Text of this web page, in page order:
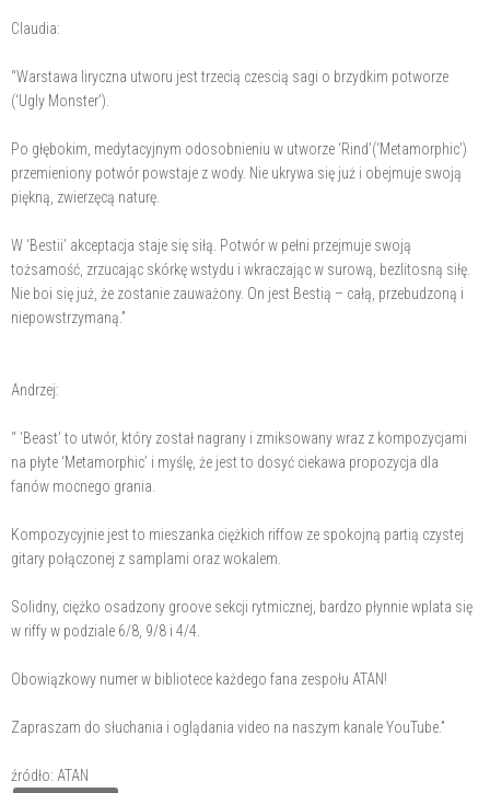
Claudia:
“Warstawa liryczna utworu jest trzecią czescią sagi o brzydkim potworze
(‘Ugly Monster’).
Po głębokim, medytacyjnym odosobnieniu w utworze ‘Rind’(‘Metamorphic’)
przemieniony potwór powstaje z wody. Nie ukrywa się już i obejmuje swoją
piękną, zwierzęcą naturę.
W ‘Bestii’ akceptacja staje się siłą. Potwór w pełni przejmuje swoją
tożsamość, zrzucając skórkę wstydu i wkraczając w surową, bezlitosną siłę.
Nie boi się już, że zostanie zauważony. On jest Bestią – całą, przebudzoną i
niepowstrzymaną.”
Andrzej:
“ ‘Beast’ to utwór, który został nagrany i zmiksowany wraz z kompozycjami
na płyte ‘Metamorphic’ i myślę, że jest to dosyć ciekawa propozycja dla
fanów mocnego grania.
Kompozycyjnie jest to mieszanka ciężkich riffow ze spokojną partią czystej
gitary połączonej z samplami oraz wokalem.
Solidny, ciężko osadzony groove sekcji rytmicznej, bardzo płynnie wplata się
w riffy w podziale 6/8, 9/8 i 4/4.
Obowiązkowy numer w bibliotece każdego fana zespołu ATAN!
Zapraszam do słuchania i oglądania video na naszym kanale YouTube.”
źródło: ATAN